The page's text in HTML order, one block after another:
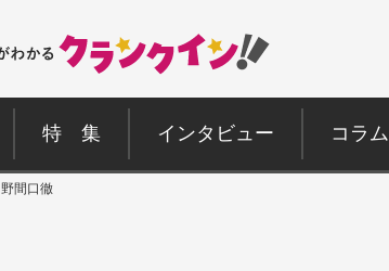
特 集 インタビュー コラム
野間口徹